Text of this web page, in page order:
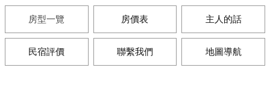
房型一覽 房價表 主人的話
民宿評價 聯繫我們 地圖導航